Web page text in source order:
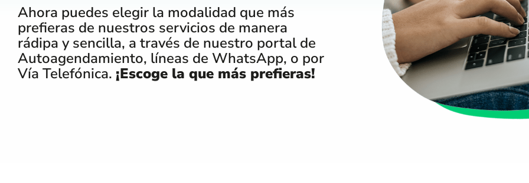
Ahora puedes elegir la modalidad que más
prefieras de nuestros servicios de manera
rádipa y sencilla, a través de nuestro portal de
Autoagendamiento, líneas de WhatsApp, o por
Vía Telefónica. ¡Escoge la que más prefieras!